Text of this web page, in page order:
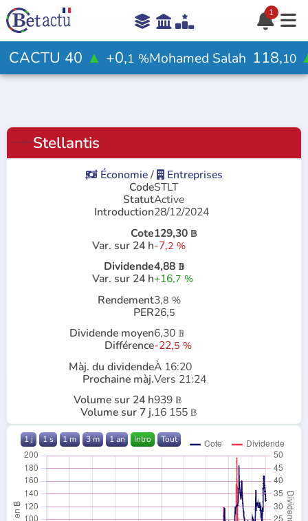
   
1 
 Aide
Rejoindre le jeu
CACTU 40 ▲ +0,1 %Mohamed Salah 118,10
Stellantis
 Économie/  Entreprises
CodeSTLT
StatutActive
Introduction28/12/2024
Cote129,30 𝔹
Var. sur 24 h-7,2 %
Dividende4,88 𝔹
Var. sur 24 h+16,7 %
Rendement3,8 %
PER26,5
Dividende moyen6,30 𝔹
Différence-22,5 %
Màj. du dividendeÀ 16:20
Prochaine màj.Vers 21:24
Volume sur 24 h939 𝔹
Volume sur 7 j.16 155 𝔹
1 j 1 s 1 m 3 m 1 an Intro Tout